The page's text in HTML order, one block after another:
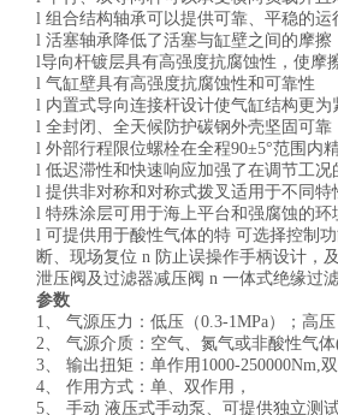
l 组合结构轴承可以提供可靠、平稳的
l 活塞轴承降低了活塞与缸壁之间的摩
l导向杆镀层具有高强度抗腐蚀性，使摩
l 气缸壁具有高强度抗腐蚀性和可靠性
l 内置式导向连接杆设计使气缸结构更为
l 全封闭、全天候防护碳钢外壳坚固可
l 外部行程限位螺栓在全程90±5°范围内
l 低迟滞性和快速响应加强了在调节工况
l 提供非对称和对称式拨叉适用于不同特
l 特殊涂层可用于海上平台和强腐蚀的环
l 可提供用于酸性气体的特 可选择控制
断、现场复位 n 防止误操作手柄设计，
泄压阀及过滤器减压阀 n 一体式绝缘过
参数
1、 气源压力：低压（0.3-1MPa）；高压
2、 气源介质：空气、氮气或非酸性气
3、 输出扭矩：单作用1000-250000Nm,
4、 作用方式：单、双作用，
5、 手动 液压式手动泵、可提供独立测